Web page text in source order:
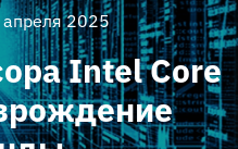
2025
Intel Core